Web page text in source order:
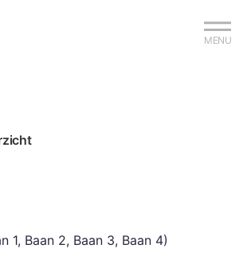
MENU
1, Baan 2, Baan 3, Baan 4)